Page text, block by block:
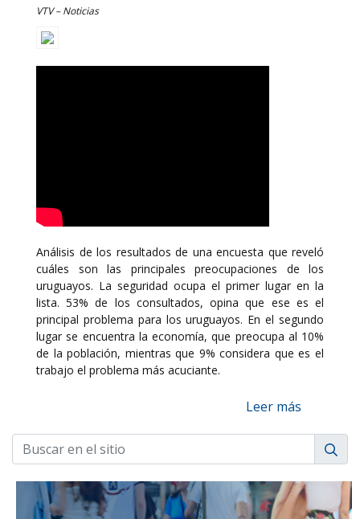
VTV – Noticias
Análisis de los resultados de una encuesta que reveló
cuáles son las principales preocupaciones de los
uruguayos. La seguridad ocupa el primer lugar en la
lista. 53% de los consultados, opina que ese es el
principal problema para los uruguayos. En el segundo
lugar se encuentra la economía, que preocupa al 10%
de la población, mientras que 9% considera que es el
trabajo el problema más acuciante.
Leer más